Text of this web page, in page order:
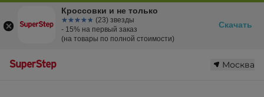
Москва
Кроссовки и не только
☆☆☆☆☆
★★★★★ (23) звезды
- 15% на первый заказ
(на товары по полной стоимости)
Скачать